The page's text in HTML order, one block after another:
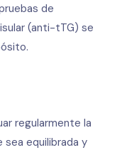
de
(anti-tTG) se
regularmente la
equilibrada y